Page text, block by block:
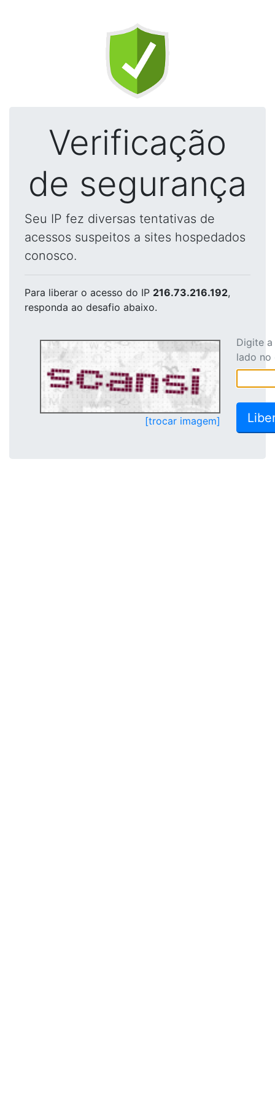
Verificação
de segurança
Seu IP fez diversas tentativas de
acessos suspeitos a sites hospedados
conosco.
Para liberar o acesso do IP 216.73.216.192,
responda ao desafio abaixo.
[trocar imagem]
Digite
lado no